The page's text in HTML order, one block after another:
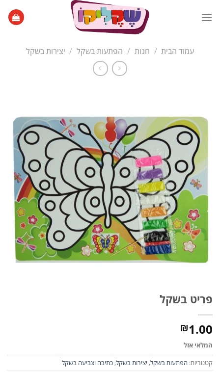
עמוד הבית / חנות / הפתעות בשקל / יצירות בשקל
פריט בשקל
₪1.00
המלאי אזל
קטגוריות: הפתעות בשקל, יצירות בשקל, כתיבה וצביעה בשקל